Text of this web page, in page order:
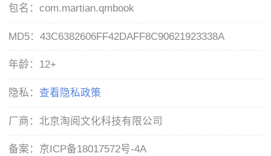
包名：com.martian.qmbook
MD5：43C6382606FF42DAFF8C90621923338A
年龄： 12+
隐私： 查看隐私政策
厂商：北京淘阅文化科技有限公司
备案： 京ICP备18017572号-4A